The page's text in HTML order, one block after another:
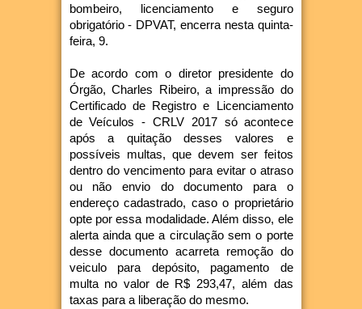
bombeiro, licenciamento e seguro
obrigatório - DPVAT, encerra nesta quinta-
feira, 9.
De acordo com o diretor presidente do
Órgão, Charles Ribeiro, a impressão do
Certificado de Registro e Licenciamento
de Veículos - CRLV 2017 só acontece
após a quitação desses valores e
possíveis multas, que devem ser feitos
dentro do vencimento para evitar o atraso
ou não envio do documento para o
endereço cadastrado, caso o proprietário
opte por essa modalidade. Além disso, ele
alerta ainda que a circulação sem o porte
desse documento acarreta remoção do
veiculo para depósito, pagamento de
multa no valor de R$ 293,47, além das
taxas para a liberação do mesmo.